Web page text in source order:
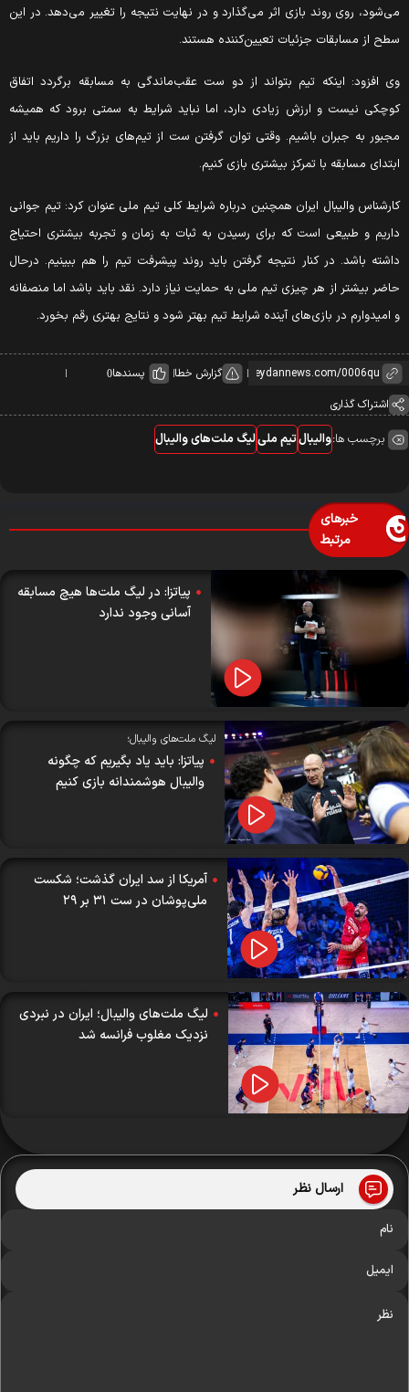
روی روند بازی اثر می‌گذارد و در نهایت نتیجه را تغییر می‌دهد. در این
از مسابقات جزئیات تعیین‌کننده هستند.
افزود: اینکه تیم بتواند از دو ست عقب‌ماندگی به مسابقه برگردد اتفاق
نیست و ارزش زیادی دارد، اما نباید شرایط به سمتی برود که همیشه
به جبران باشیم. وقتی توان گرفتن ست از تیم‌های بزرگ را داریم باید از
مسابقه با تمرکز بیشتری بازی کنیم.
والیبال ایران همچنین درباره شرایط کلی تیم ملی عنوان کرد: تیم جوانی
و طبیعی است که برای رسیدن به ثبات به زمان و تجربه بیشتری احتیاج
باشد. در کنار نتیجه گرفتن باید روند پیشرفت تیم را هم ببینیم. درحال
بیشتر از هر چیزی تیم ملی به حمایت نیاز دارد. نقد باید باشد اما منصفانه
امیدوارم در بازی‌های آینده شرایط تیم بهتر شود و نتایج بهتری رقم بخورد.
گزارش خطا پسندها0
اشتراک گذاری
برچسب ها:والیبالتیم ملیلیگ ملت‌های والیبال
خبرهای
مرتبط
پیاتزا: در لیگ ملت‌ها هیچ مسابقه
آسانی وجود ندارد
لیگ ملت‌های والیبال؛
پیاتزا: باید یاد بگیریم که چگونه
والیبال هوشمندانه بازی کنیم
آمریکا از سد ایران گذشت؛ شکست
ملی‌پوشان در ست ۳۱ بر ۲۹
لیگ ملت‌های والیبال؛ ایران در نبردی
نزدیک مغلوب فرانسه شد
ارسال نظر